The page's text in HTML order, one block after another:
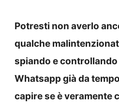
Potresti non averlo
qualche
spiando e
Whatsapp già da
capire se è veramente